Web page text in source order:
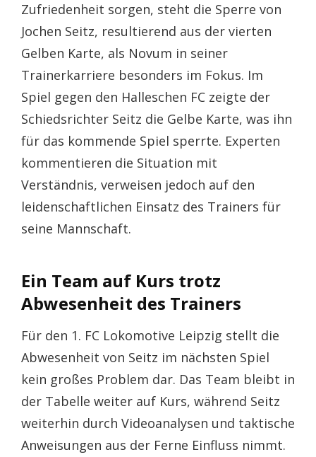
Zufriedenheit sorgen, steht die Sperre von
Jochen Seitz, resultierend aus der vierten
Gelben Karte, als Novum in seiner
Trainerkarriere besonders im Fokus. Im
Spiel gegen den Halleschen FC zeigte der
Schiedsrichter Seitz die Gelbe Karte, was ihn
für das kommende Spiel sperrte. Experten
kommentieren die Situation mit
Verständnis, verweisen jedoch auf den
leidenschaftlichen Einsatz des Trainers für
seine Mannschaft.
Ein Team auf Kurs trotz
Abwesenheit des Trainers
Für den 1. FC Lokomotive Leipzig stellt die
Abwesenheit von Seitz im nächsten Spiel
kein großes Problem dar. Das Team bleibt in
der Tabelle weiter auf Kurs, während Seitz
weiterhin durch Videoanalysen und taktische
Anweisungen aus der Ferne Einfluss nimmt.